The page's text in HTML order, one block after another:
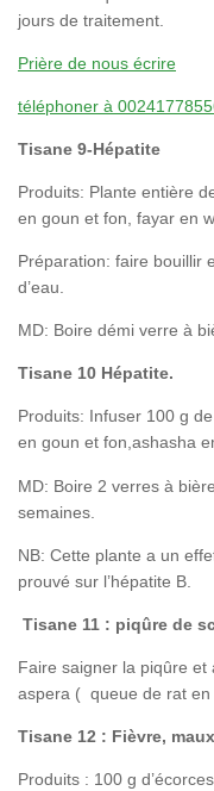
jours de traitement.
Prière de nous écrire
téléphoner à
Tisane 9-Hépatite
Produits: Plante entière
en goun et fon, fayar en
Préparation: faire bouillir
d’eau.
MD: Boire démi verre à
Tisane 10 Hépatite.
Produits: Infuser 100 g
en goun et fon,ashasha
MD: Boire 2 verres à
semaines.
NB: Cette plante a un
prouvé sur l’hépatite B.
Tisane 11 : piqûre de
Faire saigner la piqûre et
aspera ( queue de rat en
Tisane 12 : Fièvre,
Produits : 100 g